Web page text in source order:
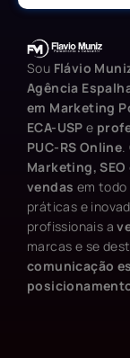
Sou Flávio
Agência
em Marketing
ECA-USP e
PUC-RS Online
Marketing,
vendas em
práticas e
profissionais a
marcas e se
comunicação